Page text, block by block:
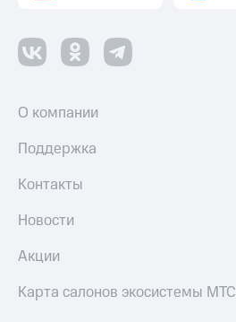
О компании
Поддержка
Контакты
Новости
Акции
Карта салонов экосистемы МТС